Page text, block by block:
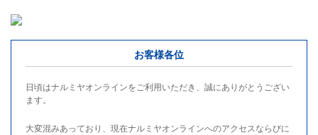
お客様各位
日頃はナルミヤオンラインをご利用いただき、誠にありがとうござい
ます。
大変混みあっており、現在ナルミヤオンラインへのアクセスならびに